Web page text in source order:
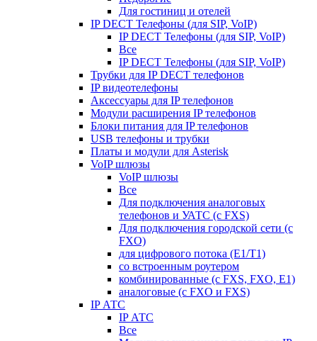
Для гостиниц и отелей
IP DECT Телефоны (для SIP, VoIP)
IP DECT Телефоны (для SIP, VoIP)
Все
IP DECT Телефоны (для SIP, VoIP)
Трубки для IP DECT телефонов
IP видеотелефоны
Аксессуары для IP телефонов
Модули расширения IP телефонов
Блоки питания для IP телефонов
USB телефоны и трубки
Платы и модули для Asterisk
VoIP шлюзы
VoIP шлюзы
Все
Для подключения аналоговых
телефонов и УАТС (с FXS)
Для подключения городской сети (с
FXO)
для цифрового потока (E1/T1)
со встроенным роутером
комбинированные (c FXS, FXO, E1)
аналоговые (с FXO и FXS)
IP АТС
IP АТС
Все